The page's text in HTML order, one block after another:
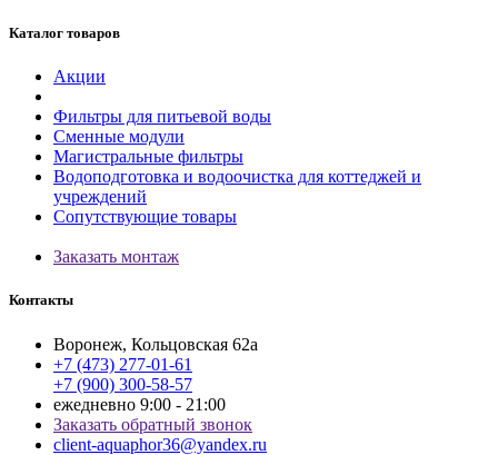
Каталог товаров
Акции
Фильтры для питьевой воды
Сменные модули
Магистральные фильтры
Водоподготовка и водоочистка для коттеджей и
учреждений
Сопутствующие товары
Заказать монтаж
Контакты
Воронеж, Кольцовская 62а
+7 (473) 277-01-61
+7 (900) 300-58-57
ежедневно 9:00 - 21:00
Заказать обратный звонок
client-aquaphor36@yandex.ru